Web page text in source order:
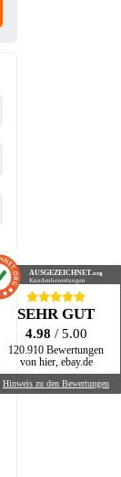
AUSGEZEICHNET.org
Kundenbewertungen
SEHR GUT
4.98 / 5.00
120.910 Bewertungen
von hier, ebay.de
Hinweis zu den Bewertungen